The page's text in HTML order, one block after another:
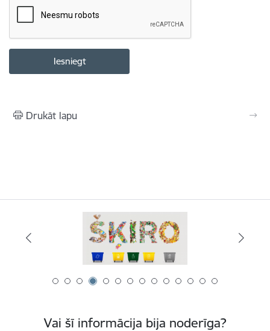
Drukāt lapu
Vai šī informācija bija noderīga?